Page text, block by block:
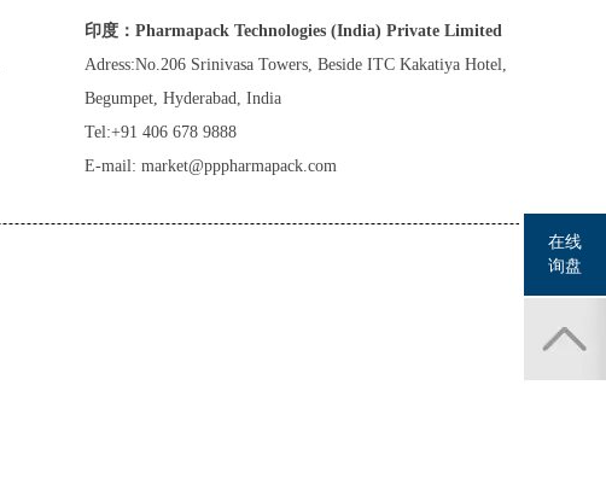
印度：Pharmapack Technologies (India) Private Limited
Adress:No.206 Srinivasa Towers, Beside ITC Kakatiya Hotel,
Begumpet, Hyderabad, India
Tel:+91 406 678 9888
E-mail: market@pppharmapack.com
在线
询盘